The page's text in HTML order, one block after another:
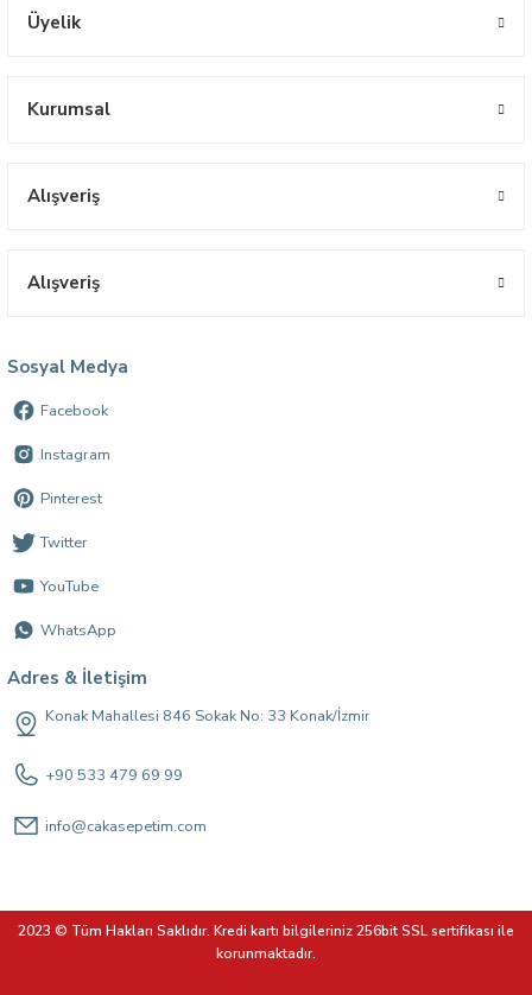
Üyelik
Kurumsal
Alışveriş
Alışveriş
Sosyal Medya
Facebook
Instagram
Pinterest
Twitter
YouTube
WhatsApp
Adres & İletişim
Konak Mahallesi 846 Sokak No: 33 Konak/İzmir
+90 533 479 69 99
info@cakasepetim.com
2023 © Tüm Hakları Saklıdır. Kredi kartı bilgileriniz 256bit SSL sertifikası ile
korunmaktadır.